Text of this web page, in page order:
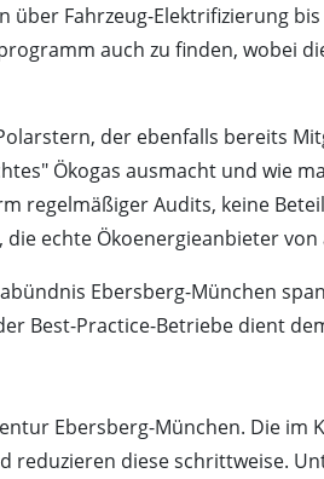
Fahrzeug-Elektrifizierung
auch zu finden, wobei
der ebenfalls bereits
Ökogas ausmacht und wie
regelmäßiger Audits, keine
echte Ökoenergieanbieter
Ebersberg-München
Best-Practice-Betriebe dient
Ebersberg-München. Die im
diese schrittweise.